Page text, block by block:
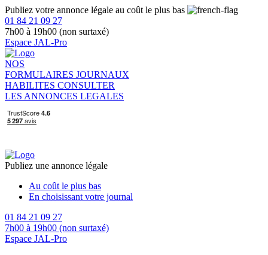
Publiez votre annonce légale au coût le plus bas
01 84 21 09 27
7h00 à 19h00 (non surtaxé)
Espace JAL-Pro
NOS
FORMULAIRES JOURNAUX
HABILITES CONSULTER
LES ANNONCES LEGALES
Publiez une annonce légale
Au coût le plus bas
En choisissant votre journal
01 84 21 09 27
7h00 à 19h00 (non surtaxé)
Espace JAL-Pro